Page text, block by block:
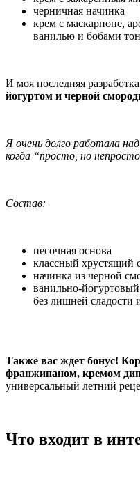
черничная начинка
крем с маскарпоне,
ванилью и бобами
И моя последняя
йогуртом и черной
Я очень долго работала
когда “просто, но
Состав:
песочная основа
классный хрустящий
начинка из черной
ванильно-
без лишней сладости
Также вас ждет бонус!
франжипаном, кремом
универсальный летний
Что входит в